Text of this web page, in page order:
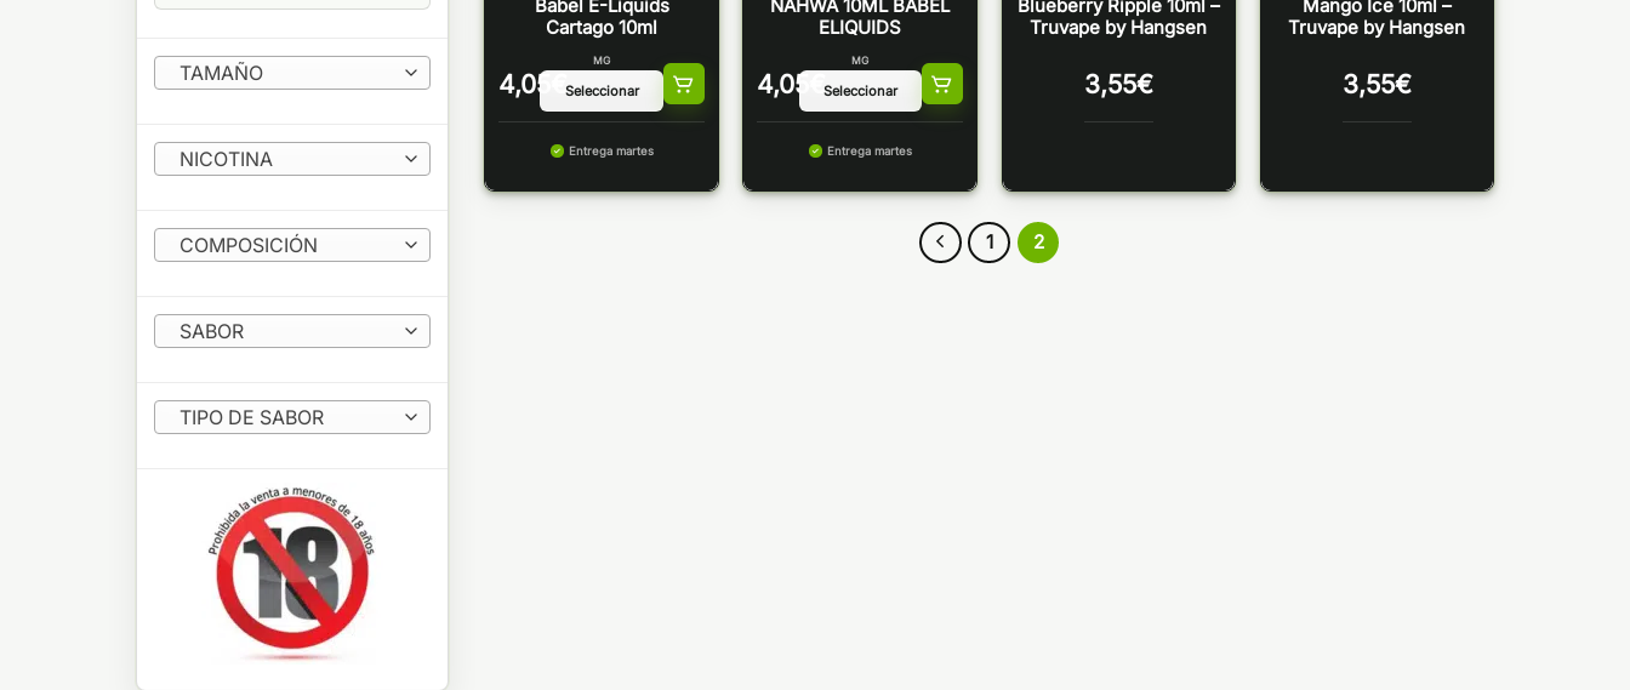
TAMAÑO
NICOTINA
COMPOSICIÓN
SABOR
TIPO DE SABOR
Babel E-Liquids
Cartago 10ml
4,05 €
MG
Entrega martes
NAHWA 10ML BABEL
ELIQUIDS
4,05 €
MG
Entrega martes
Blueberry Ripple 10ml –
Truvape by Hangsen
3,55€
Mango Ice 10ml –
Truvape by Hangsen
3,55€
1 2